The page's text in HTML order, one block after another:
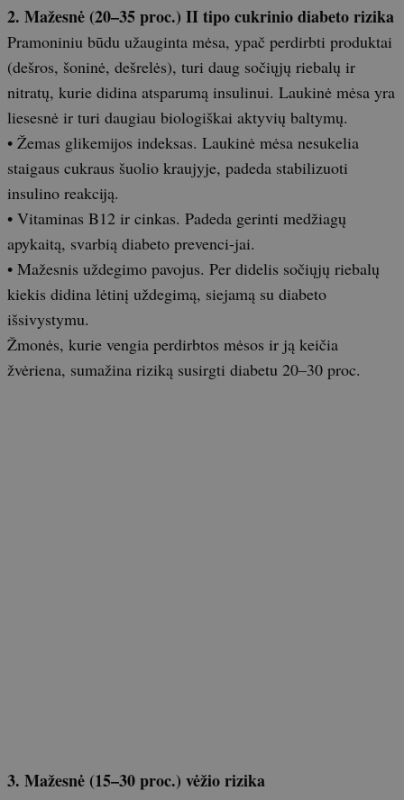
2. Mažesnė (20–35 proc.) II tipo cukrinio diabeto rizika
Pramoniniu būdu užauginta mėsa, ypač perdirbti produktai
(dešros, šoninė, dešrelės), turi daug sočiųjų riebalų ir
nitratų, kurie didina atsparumą insulinui. Laukinė mėsa yra
liesesnė ir turi daugiau biologiškai aktyvių baltymų.
• Žemas glikemijos indeksas. Laukinė mėsa nesukelia
staigaus cukraus šuolio kraujyje, padeda stabilizuoti
insulino reakciją.
• Vitaminas B12 ir cinkas. Padeda gerinti medžiagų
apykaitą, svarbią diabeto prevenci-jai.
• Mažesnis uždegimo pavojus. Per didelis sočiųjų riebalų
kiekis didina lėtinį uždegimą, siejamą su diabeto
išsivystymu.
Žmonės, kurie vengia perdirbtos mėsos ir ją keičia
žvėriena, sumažina riziką susirgti diabetu 20–30 proc.
3. Mažesnė (15–30 proc.) vėžio rizika